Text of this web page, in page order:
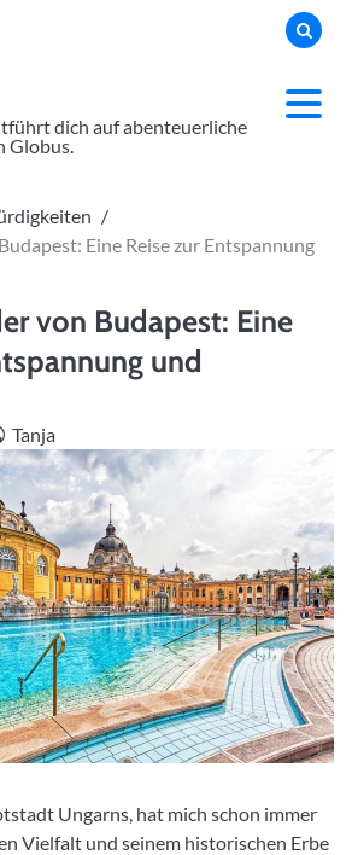
dich auf abenteuerliche
Globus.
Eine Reise zur Entspannung
von Budapest: Eine
und
Tanja
Ungarns, hat mich schon immer
Vielfalt und seinem historischen Erbe